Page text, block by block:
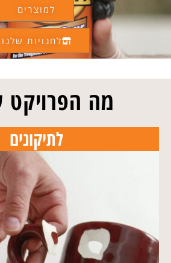
למוצרים
לחנויות שלנו
מה הפרויקט
לתיקונים